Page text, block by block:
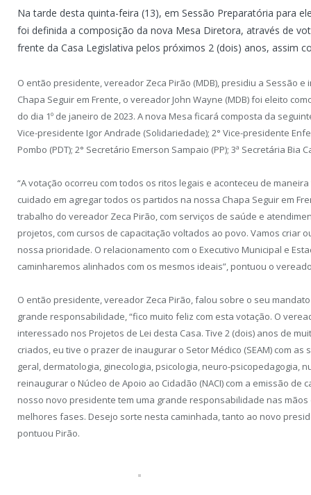
Na tarde desta quinta-feira (13), em Sessão Preparatória para
foi definida a composição da nova Mesa Diretora, através de
frente da Casa Legislativa pelos próximos 2 (dois) anos, assim
O então presidente, vereador Zeca Pirão (MDB), presidiu a Sessão
Chapa Seguir em Frente, o vereador John Wayne (MDB) foi eleito
do dia 1º de janeiro de 2023. A nova Mesa ficará composta da
Vice-presidente Igor Andrade (Solidariedade); 2° Vice-presidente
Pombo (PDT); 2° Secretário Emerson Sampaio (PP); 3ª Secretária Bia
“A votação ocorreu com todos os ritos legais e aconteceu de
cuidado em agregar todos os partidos na nossa Chapa Seguir em
trabalho do vereador Zeca Pirão, com serviços de saúde e
projetos, com cursos de capacitação voltados ao povo. Vamos criar
nossa prioridade. O relacionamento com o Executivo Municipal e
caminharemos alinhados com os mesmos ideais”, pontuou o
O então presidente, vereador Zeca Pirão, falou sobre o seu
grande responsabilidade, “fico muito feliz com esta votação. O
interessado nos Projetos de Lei desta Casa. Tive 2 (dois) anos de
criados, eu tive o prazer de inaugurar o Setor Médico (SEAM) com
geral, dermatologia, ginecologia, psicologia, neuro-psicopedagogia,
reinaugurar o Núcleo de Apoio ao Cidadão (NACI) com a emissão
nosso novo presidente tem uma grande responsabilidade nas
melhores fases. Desejo sorte nesta caminhada, tanto ao novo
pontuou Pirão.